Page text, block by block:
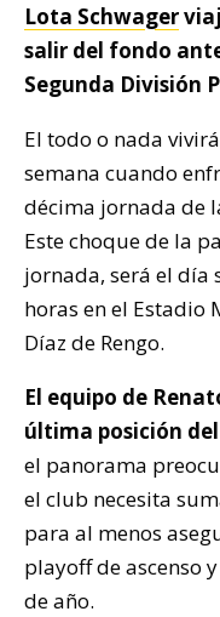
Lota Schwager
salir del fondo
Segunda División
El todo o nada
semana cuando
décima jornada de
Este choque de la
jornada, será el día
horas en el
Díaz de Rengo.
El equipo de
última posición
el panorama
el club necesita
para al menos
playoff de ascenso
de año.